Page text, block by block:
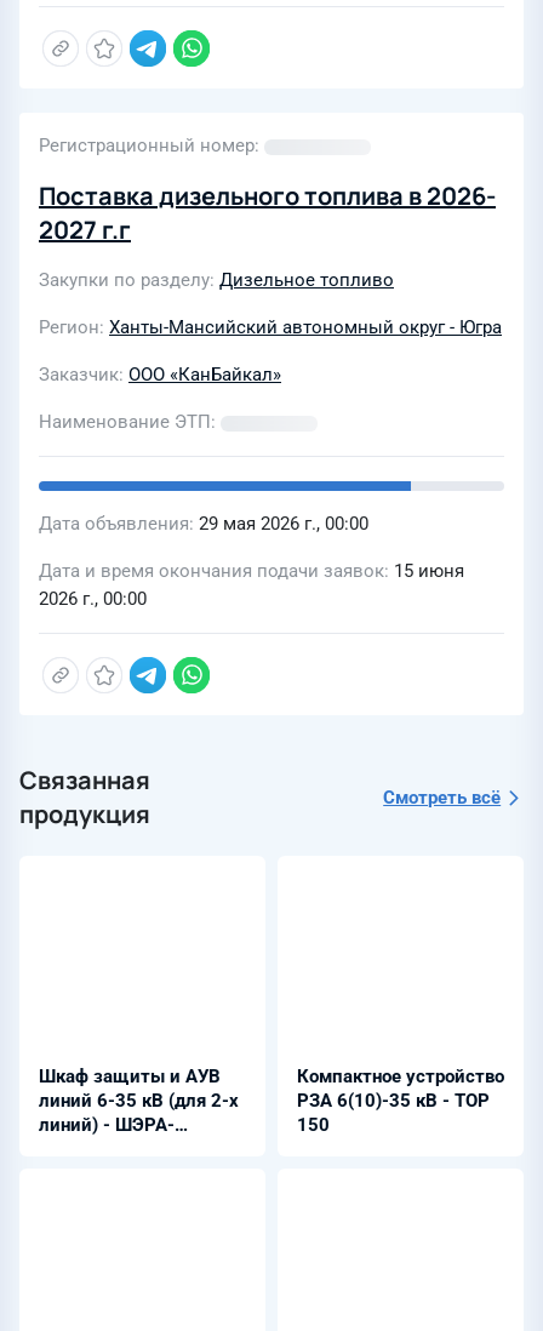
Регистрационный номер
Поставка дизельного топлива в 2026-
2027 г.г
Закупки по разделу Дизельное топливо
Регион Ханты-Мансийский автономный округ - Югра
Заказчик ООО «КанБайкал»
Наименование ЭТП
Дата объявления 29 мая 2026 г., 00:00
Дата и время окончания подачи заявок 15 июня
2026 г., 00:00
Связанная
продукция
Смотреть всё
Шкаф защиты и АУВ
линий 6-35 кВ (для 2-х
линий) - ШЭРА-
Компактное устройство
РЗА 6(10)-35 кВ - ТОР
150